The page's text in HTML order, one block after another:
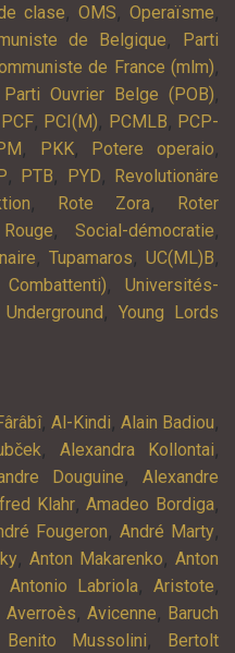
clase,OMS,Operaïsme,
de Belgique,
Parti
de France (mlm),
Parti Ouvrier Belge (POB),
PCF, PCI(M), PCMLB, PCP-
, PKK, Potere operaio,
, PTB, PYD,
Revolutionäre
, Rote Zora,
Roter
, Social-démocratie,
, Tupamaros, UC(ML)B,
,Universités-
,Young Lords
, Al-Kindi, Alain Badiou,
, Alexandra Kollontai,
Douguine, Alexandre
Klahr,Amadeo Bordiga,
Fougeron, André Marty,
, Anton Makarenko, Anton
Antonio Labriola,Aristote,
Averroès, Avicenne, Baruch
Benito Mussolini,
Bertolt